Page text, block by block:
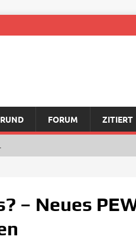
FORUM ZITIERT
– Neues